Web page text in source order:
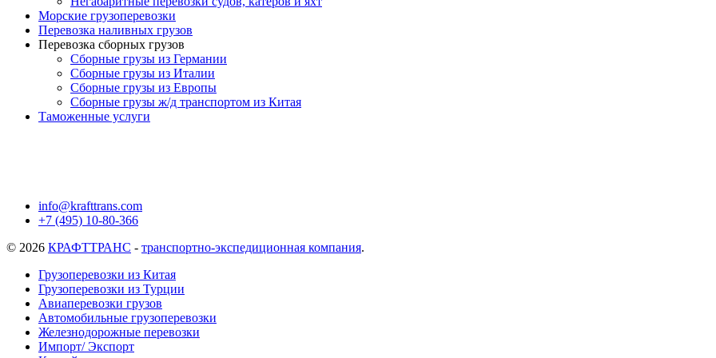
Морские грузоперевозки
Перевозка наливных грузов
Перевозка сборных грузов
Сборные грузы из Германии
Сборные грузы из Италии
Сборные грузы из Европы
Сборные грузы ж/д транспортом из Китая
Таможенные услуги
info@krafttrans.com
+7 (495) 10-80-366
© 2026 КРАФТТРАНС - транспортно-экспедиционная компания.
Грузоперевозки из Китая
Грузоперевозки из Турции
Авиаперевозки грузов
Автомобильные грузоперевозки
Железнодорожные перевозки
Импорт/ Экспорт